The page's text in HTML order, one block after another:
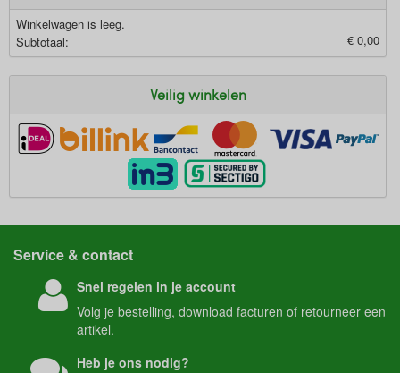
Winkelwagen is leeg.
Subtotaal:
€ 0,00
Veilig winkelen
Service & contact
Snel regelen in je account
Volg jebestelling, downloadfacturen of retourneer een
artikel.
Heb je ons nodig?